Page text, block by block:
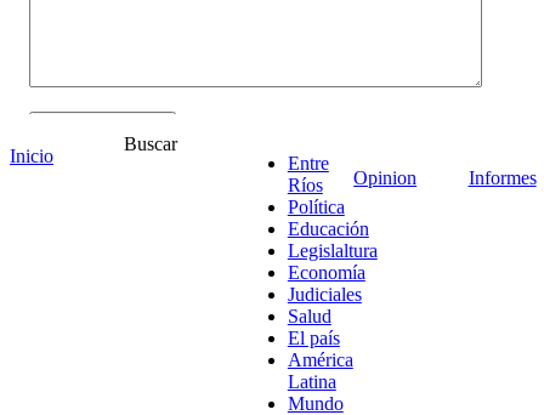
Inicio
Buscar
Entre
Ríos
Política
Educación
Legislaltura
Economía
Judiciales
Salud
El país
América
Latina
Mundo
Opinion Informes
¡Ponete en contacto!
Escribe aquí abajo lo que desees buscar